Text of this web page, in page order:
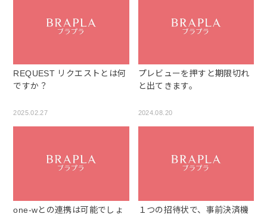
REQUEST リクエストとは何
ですか？
2025.02.27
プレビューを押すと期限切れ
と出てきます。
2024.08.20
one-wとの連携は可能でしょ
１つの招待状で、事前決済機